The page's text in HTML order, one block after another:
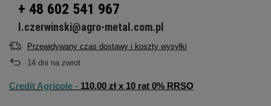
+ 48 602 541 967
l.czerwinski@agro-metal.com.pl
Przewidywany czas dostawy i koszty wysyłki
14 dni na zwrot
Credit Agricole - 110.00 zł x 10 rat 0% RRSO